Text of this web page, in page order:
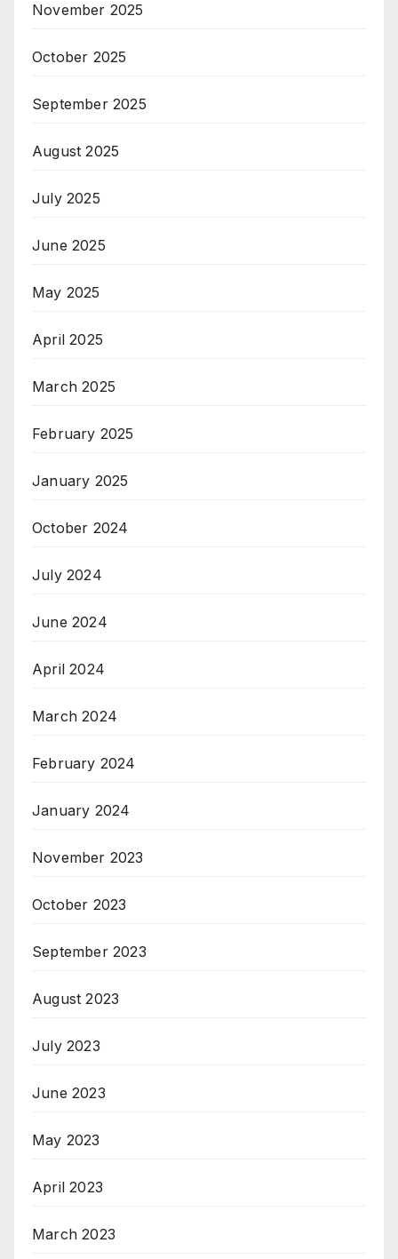
November 2025
October 2025
September 2025
August 2025
July 2025
June 2025
May 2025
April 2025
March 2025
February 2025
January 2025
October 2024
July 2024
June 2024
April 2024
March 2024
February 2024
January 2024
November 2023
October 2023
September 2023
August 2023
July 2023
June 2023
May 2023
April 2023
March 2023